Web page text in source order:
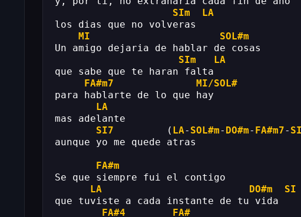
SIm
LA
los dias que no volveras
MI
SOL#m
Un amigo dejaria de hablar de cosas
SIm
LA
que sabe que te haran falta
FA#m7
MI/SOL#
para hablarte de lo que hay
LA
mas adelante
SI7 ( LA- SOL#m- DO#m- FA#m7-
aunque yo me quede atras
FA#m
Se que siempre fui el contigo
LA
DO#m
SI
que tuviste a cada instante de tu vida
FA#4
FA#